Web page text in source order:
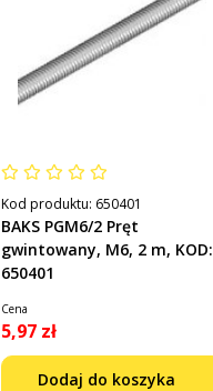
Kod produktu: 650401
BAKS PGM6/2 Pręt
gwintowany, M6, 2 m, KOD:
650401
Cena
5,97 zł
Dodaj do koszyka